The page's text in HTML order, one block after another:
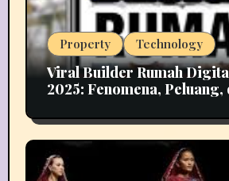
Property Technology
Viral Builder Rumah
2025: Fenomena, Peluang,